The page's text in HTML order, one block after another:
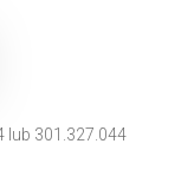
lub 301.327.044